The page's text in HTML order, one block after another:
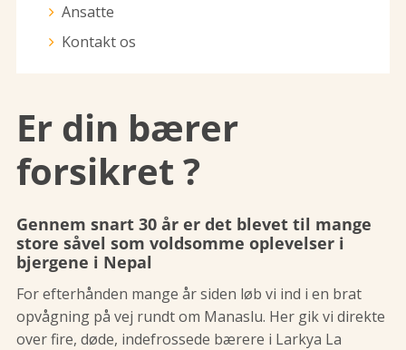
Ansatte
Kontakt os
Er din bærer
forsikret ?
Gennem snart 30 år er det blevet til mange
store såvel som voldsomme oplevelser i
bjergene i Nepal
For efterhånden mange år siden løb vi ind i en brat
opvågning på vej rundt om Manaslu. Her gik vi direkte
over fire, døde, indefrossede bærere i Larkya La